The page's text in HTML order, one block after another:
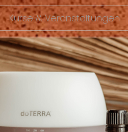
Kurse & Veranstaltungen